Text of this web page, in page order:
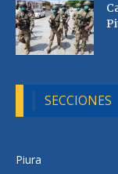
SECCIONES
Piura